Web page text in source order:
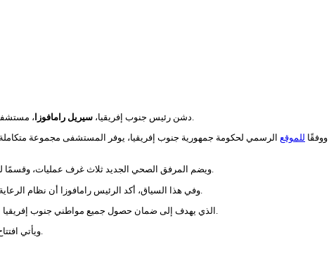
دشن رئيس جنوب إفريقيا، سيريل رامافوزا
ووفقًا للموقع الرسمي لحكومة جمهورية جنوب إفريقيا، يوفر المستشفى مجموعة متكاملة
ويضم المرفق الصحي الجديد ثلاث غرف عمليات، وقسمًا للعيادات الخارجية، وخدمات متخصصة في طب الأسنان وطب العيون، إضافة إلى توفير خدمات اختصاصيي التغذية، وأخصائيي العلاج الطبيعي، والدعم النفسي للمرضى.
ويأتي افتتاح هذا المرفق ضمن جهود جنوب إفريقيا لتعزيز البنية التحتية الصحية، وتوسيع نطاق الوصول إلى الخدمات الطبية، ودعم تطوير نظام رعاية صحية أكثر شمولًا واستدامة.